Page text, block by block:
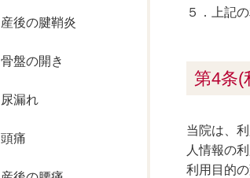
５．上記
第4条(
当院は、
人情報の
利用目的
産後の腱鞘炎
骨盤の開き
尿漏れ
頭痛